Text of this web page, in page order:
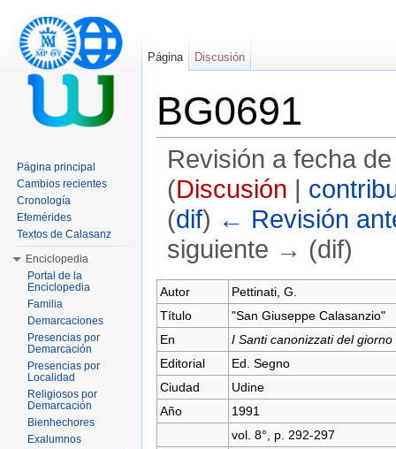
BG0691
Revisión a fecha
(Discusión |
(dif) ← Revisión
siguiente → (dif)
Autor
Pettinati, G.
Título
"San Giuseppe Calasanzio"
En
I Santi canonizzati del giorno
Editorial
Ed. Segno
Ciudad
Udine
Año
1991
vol. 8°, p. 292-297
Página Discusión
Página principal
Cambios recientes
Cronología
Efemérides
Textos de Calasanz
Enciclopedia
Portal de la
Enciclopedia
Familia
Demarcaciones
Presencias por
Demarcación
Presencias por
Localidad
Religiosos por
Demarcación
Bienhechores
Exalumnos